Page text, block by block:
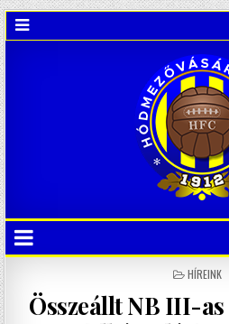
POSTED
HÍREINK
Összeállt NB III-